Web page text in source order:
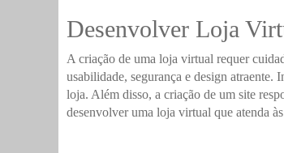
Desenvolver Loja
A criação de uma loja virtual requer
usabilidade, segurança e design atraente.
loja. Além disso, a criação de um site
desenvolver uma loja virtual que atenda